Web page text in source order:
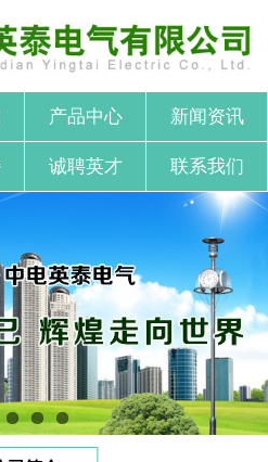
产品中心 新闻资讯
诚聘英才 联系我们